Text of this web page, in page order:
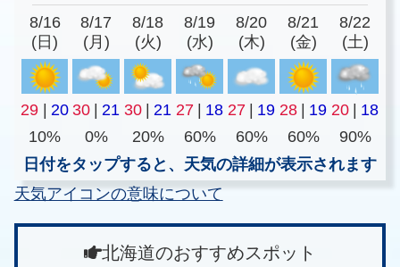
8/16
(日)
8/17
(月)
8/18
(火)
8/19
(水)
8/20
(木)
8/21
(金)
8/22
(土)
29 20 30 21 30 21 27 18 27 19 28 19 20
18
10%
0% 20% 60% 60% 60%
90%
日付をタップすると、天気の詳細が表示されます
天気アイコンの意味について
北海道のおすすめスポット